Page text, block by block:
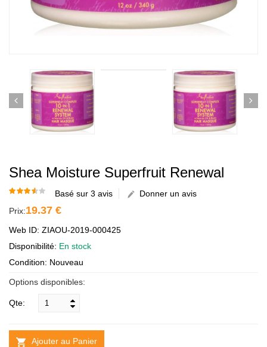
Shea Moisture Superfruit Renewal
Basé sur 3 avis
Donner un avis
Prix:19.37 €
Web ID: ZIAOU-2019-000425
Disponibilité: En stock
Condition: Nouveau
Options disponibles:
Qte:
Ajouter au Panier